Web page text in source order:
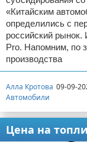
«Китайским
определились с
российский рынок.
Pro. Напомним, по
производства
Алла Кротова 09-09-
Автомобили
Цена на